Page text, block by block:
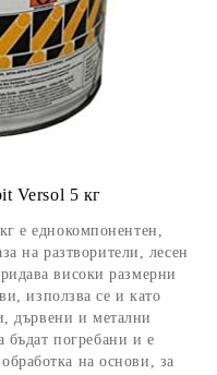
Versol 5 кг
е еднокомпонентен,
на разтворители, лесен
високи размерни
използва се и като
дървени и метални
бъдат погребани и е
на основи, за